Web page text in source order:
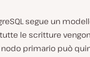
segue un
le scritture
primario può